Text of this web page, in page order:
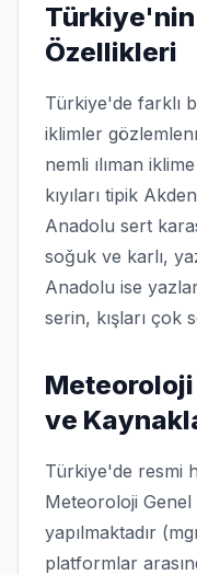
Özellikleri
Türkiye'de farklı
iklimler
nemli ılıman
kıyıları tipik
Anadolu sert
soğuk ve karlı,
Anadolu ise
serin, kışları çok
ve
Türkiye'de resmi
Meteoroloji
yapılmaktadır
platformlar